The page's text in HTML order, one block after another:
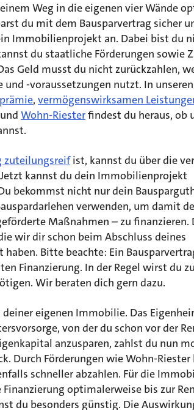
Weg in die eigenen vier Wände
du mit dem Bausparvertrag sicher
Immobilienprojekt an. Dabei bist du
du staatliche Förderungen sowie
Geld musst du nicht zurückzahlen,
und -voraussetzungen nutzt. In unseren
, vermögenswirksamen
Wohn-Riesterfindest du heraus, ob
zuteilungsreifist, kannst du über die
kannst du dein Immobilienprojekt
bekommst nicht nur dein
verwenden, um damit
Maßnahmen – zu finanzieren.
wir dir schon beim Abschluss deines
haben. Bitte beachte: Ein
Finanzierung. In der Regel wirst du
Wir beraten dich gern dazu.
eigenen Immobilie. Das
von der du schon vor der
anzusparen, zahlst du nun
Durch Förderungen wie Wohn-
schneller abzahlen. Für die
optimalerweise bis zur
du besonders günstig. Die